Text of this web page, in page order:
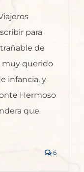
para
de
muy querido
infancia, y
Hermoso
que
6